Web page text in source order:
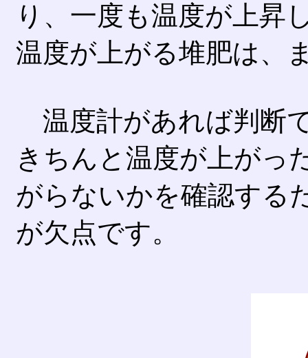
り、一度も温度が上昇
温度が上がる堆肥は、
温度計があれば判断
きちんと温度が上がっ
がらないかを確認する
が欠点です。